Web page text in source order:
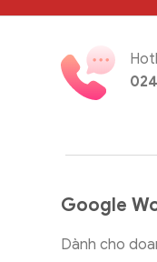
Google
Dành cho